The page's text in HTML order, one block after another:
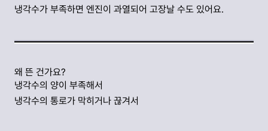
냉각수가 부족하면 엔진이 과열되어 고장날 수도 있어요.
왜 뜬 건가요?
냉각수의 양이 부족해서
냉각수의 통로가 막히거나 끊겨서